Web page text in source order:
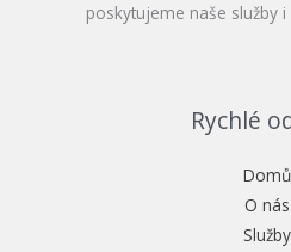
poskytujeme naše služby
Rychlé
Domů
O nás
Služby